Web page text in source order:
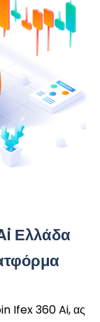
Ελλάδα
Ifex 360 Ai, ας